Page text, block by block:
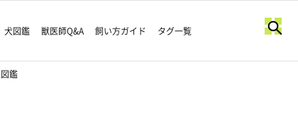
犬図鑑 獣医師Q&A 飼い方ガイド タグ一覧
鑑